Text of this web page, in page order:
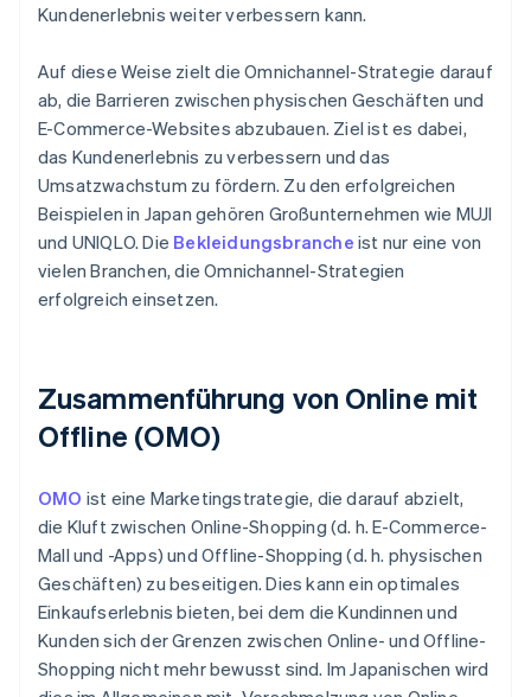
Kundenerlebnis weiter verbessern kann.
Auf diese Weise zielt die Omnichannel-Strategie darauf
ab, die Barrieren zwischen physischen Geschäften und
E-Commerce-Websites abzubauen. Ziel ist es dabei,
das Kundenerlebnis zu verbessern und das
Umsatzwachstum zu fördern. Zu den erfolgreichen
Beispielen in Japan gehören Großunternehmen wie MUJI
und UNIQLO. Die Bekleidungsbranche ist nur eine von
vielen Branchen, die Omnichannel-Strategien
erfolgreich einsetzen.
Zusammenführung von Online mit
Offline (OMO)
OMO ist eine Marketingstrategie, die darauf abzielt,
die Kluft zwischen Online-Shopping (d. h. E-Commerce-
Mall und -Apps) und Offline-Shopping (d. h. physischen
Geschäften) zu beseitigen. Dies kann ein optimales
Einkaufserlebnis bieten, bei dem die Kundinnen und
Kunden sich der Grenzen zwischen Online- und Offline-
Shopping nicht mehr bewusst sind. Im Japanischen wird